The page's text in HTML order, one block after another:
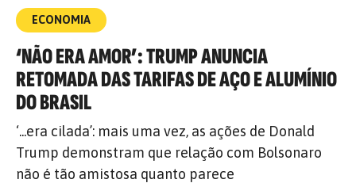
ECONOMIA
‘NÃO ERA AMOR’: TRUMP ANUNCIA
RETOMADA DAS TARIFAS DE AÇO E ALUMÍNIO
DO BRASIL
‘...era cilada’: mais uma vez, as ações de Donald
Trump demonstram que relação com Bolsonaro
não é tão amistosa quanto parece